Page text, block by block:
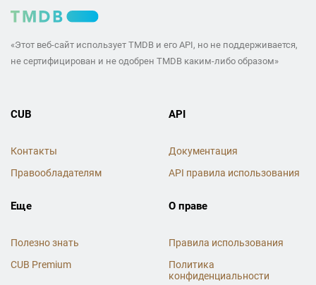
«Этот веб-сайт использует TMDB и его API, но не поддерживается,
не сертифицирован и не одобрен TMDB каким-либо образом»
CUB
Контакты
Правообладателям
API
Документация
API правила использования
Еще
Полезно знать
CUB Premium
О праве
Правила использования
Политика
конфиденциальности